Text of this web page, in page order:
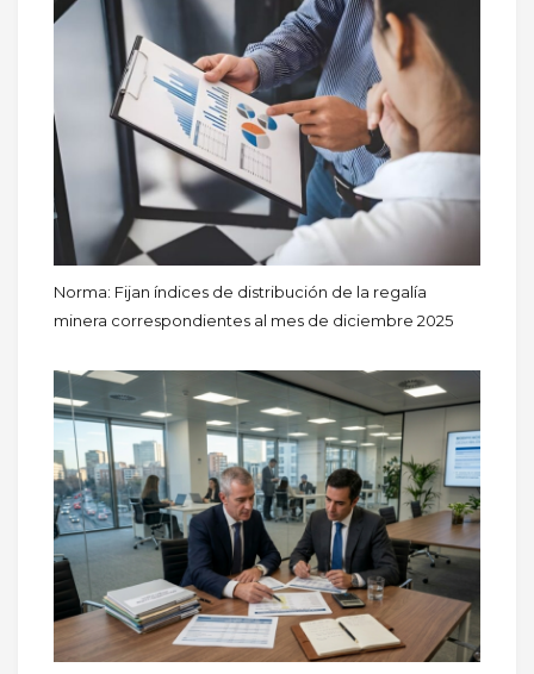
Norma: Fijan índices de distribución de la regalía
minera correspondientes al mes de diciembre 2025